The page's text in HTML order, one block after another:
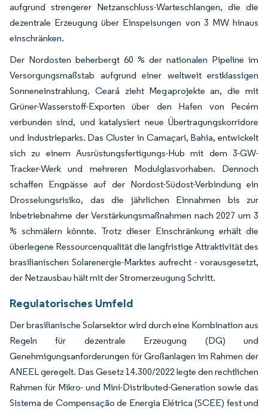
aufgrund strengerer Netzanschluss-Warteschlangen, die die
dezentrale Erzeugung über Einspeisungen von 3 MW hinaus
einschränken.
Der Nordosten beherbergt 60 % der nationalen Pipeline im
Versorgungsmaßstab aufgrund einer weltweit erstklassigen
Sonneneinstrahlung. Ceará zieht Megaprojekte an, die mit
Grüner-Wasserstoff-Exporten über den Hafen von Pecém
verbunden sind, und katalysiert neue Übertragungskorridore
und Industrieparks. Das Cluster in Camaçari, Bahia, entwickelt
sich zu einem Ausrüstungsfertigungs-Hub mit dem 3-GW-
Tracker-Werk und mehreren Modulglasvorhaben. Dennoch
schaffen Engpässe auf der Nordost-Südost-Verbindung ein
Drosselungsrisiko, das die jährlichen Einnahmen bis zur
Inbetriebnahme der Verstärkungsmaßnahmen nach 2027 um 3
% schmälern könnte. Trotz dieser Einschränkung erhält die
überlegene Ressourcenqualität die langfristige Attraktivität des
brasilianischen Solarenergie-Marktes aufrecht - vorausgesetzt,
der Netzausbau hält mit der Stromerzeugung Schritt.
Regulatorisches Umfeld
Der brasilianische Solarsektor wird durch eine Kombination aus
Regeln für dezentrale Erzeugung (DG) und
Genehmigungsanforderungen für Großanlagen im Rahmen der
ANEEL geregelt. Das Gesetz 14.300/2022 legte den rechtlichen
Rahmen für Mikro- und Mini-Distributed-Generation sowie das
Sistema de Compensação de Energia Elétrica (SCEE) fest und